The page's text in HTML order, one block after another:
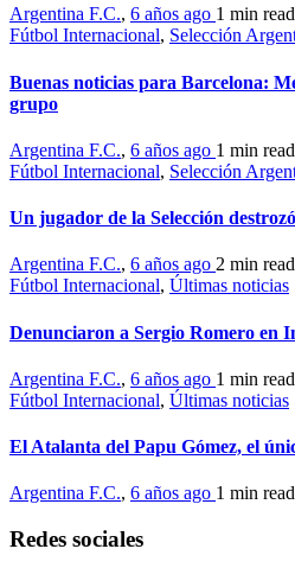
Argentina F.C., 6 años ago 1 min read
Fútbol Internacional, Selección
Buenas noticias para Barcelona:
grupo
Argentina F.C., 6 años ago 1 min read
Fútbol Internacional, Selección
Un jugador de la Selección
Argentina F.C., 6 años ago 2 min read
Fútbol Internacional, Últimas noticias
Denunciaron a Sergio Romero en
Argentina F.C., 6 años ago 1 min read
Fútbol Internacional, Últimas noticias
El Atalanta del Papu Gómez, el
Argentina F.C., 6 años ago 1 min read
Redes sociales